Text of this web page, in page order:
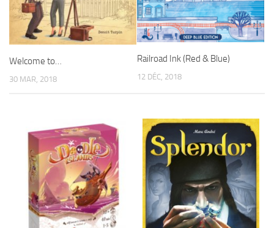
Welcome to…
30 MAR, 2018
Railroad Ink (Red & Blue)
12 DÉC, 2018